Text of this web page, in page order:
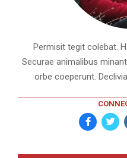
Permisit tegit colebat.
Securae animalibus
orbe coeperunt.